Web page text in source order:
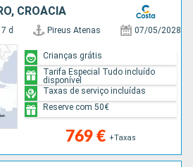
CROÁCIA
7 d Pireus Atenas 07/05/2028
769 € +Taxas
Crianças grátis
Tarifa Especial Tudo incluído
disponível
Taxas de serviço incluídas
Reserve com 50€